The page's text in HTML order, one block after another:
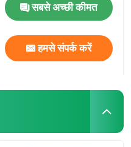
सबसे अच्छी कीमत
हमसे संपर्क करें